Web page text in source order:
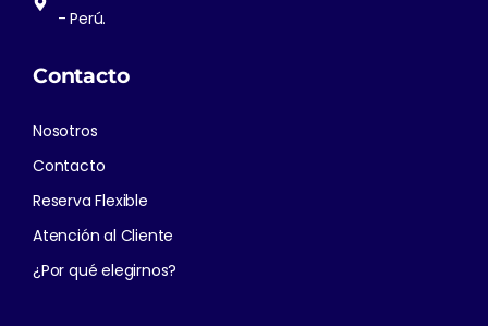
- Perú.
Contacto
Nosotros
Contacto
Reserva Flexible
Atención al Cliente
¿Por qué elegirnos?